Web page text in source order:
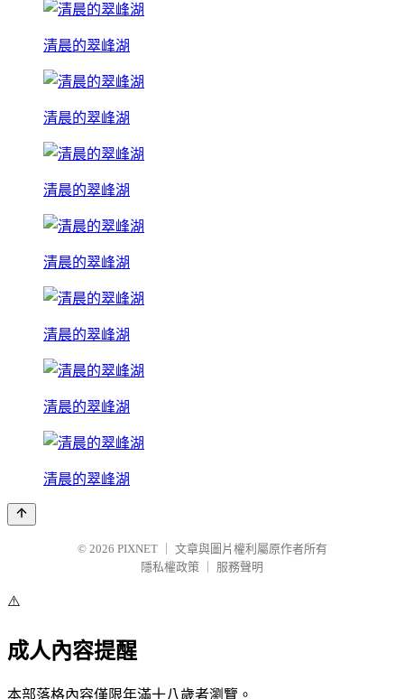
清晨的翠峰湖
清晨的翠峰湖
清晨的翠峰湖
清晨的翠峰湖
清晨的翠峰湖
清晨的翠峰湖
清晨的翠峰湖
© 2026 PIXNET
文章與圖片權利屬原作者所有
隱私權政策
服務聲明
⚠️
成人內容提醒
本部落格內容僅限年滿十八歲者瀏覽。